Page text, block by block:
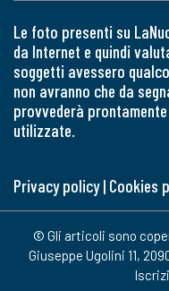
Le foto presenti su
da Internet e quindi
soggetti avessero
non avranno che da
provvederà
utilizzate.
Privacy policy| Cookies
© Gli articoli sono
Giuseppe Ugolini 11,